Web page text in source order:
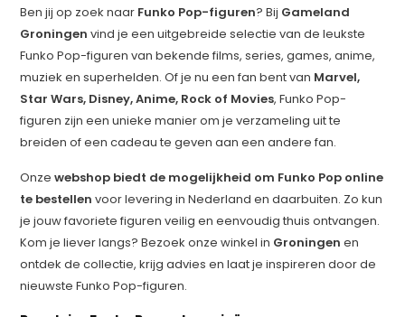
Ben jij op zoek naar Funko Pop-figuren? Bij Gameland
Groningen vind je een uitgebreide selectie van de leukste
Funko Pop-figuren van bekende films, series, games, anime,
muziek en superhelden. Of je nu een fan bent van Marvel,
Star Wars, Disney, Anime, Rock of Movies, Funko Pop-
figuren zijn een unieke manier om je verzameling uit te
breiden of een cadeau te geven aan een andere fan.
Onzewebshop biedt de mogelijkheid om Funko Pop online
te bestellen voor levering in Nederland en daarbuiten. Zo kun
je jouw favoriete figuren veilig en eenvoudig thuis ontvangen.
Kom je liever langs? Bezoek onze winkel in Groningen en
ontdek de collectie, krijg advies en laat je inspireren door de
nieuwste Funko Pop-figuren.